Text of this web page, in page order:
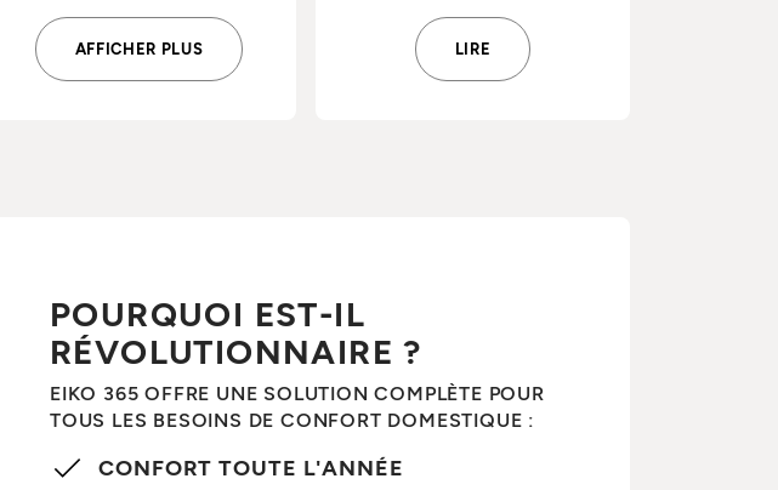
AFFICHER PLUS LIRE
POURQUOI EST-IL
RÉVOLUTIONNAIRE ?
EIKO 365 OFFRE UNE SOLUTION COMPLÈTE POUR
TOUS LES BESOINS DE CONFORT DOMESTIQUE :
CONFORT TOUTE L'ANNÉE